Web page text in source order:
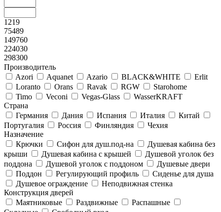
1219
75489
149760
224030
298300
Производитель
Azori
Aquanet Azario BLACK&WHITE
Erlit
Loranto
Orans Ravak RGW
Starohome
Timo
Veconi Vegas-Glass
WasserKRAFT
Страна
Германия
Дания Испания Италия
Китай
Португалия
Россия Финляндия
Чехия
Назначение
Крючки
Сифон для душ.под-на
Душевая кабина без
крыши
Душевая кабина с крышей
Душевой уголок без
поддона
Душевой уголок с поддоном
Душевые двери
Поддон
Регулирующий профиль
Сиденье для душа
Душевое ограждение
Неподвижная стенка
Конструкция дверей
Маятниковые
Раздвижные
Распашные